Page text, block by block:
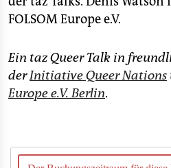
FOLSOM Europe e.V.
Ein taz Queer Talk in
derInitiative Queer Nations
Europe e.V. Berlin.